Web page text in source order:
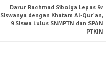
tsa
Darur Rachmad Sibolga Lepas 97
Siswanya dengan Khatam Al-Qur'an,
9 Siswa Lulus SNMPTN dan SPAN
PTKIN